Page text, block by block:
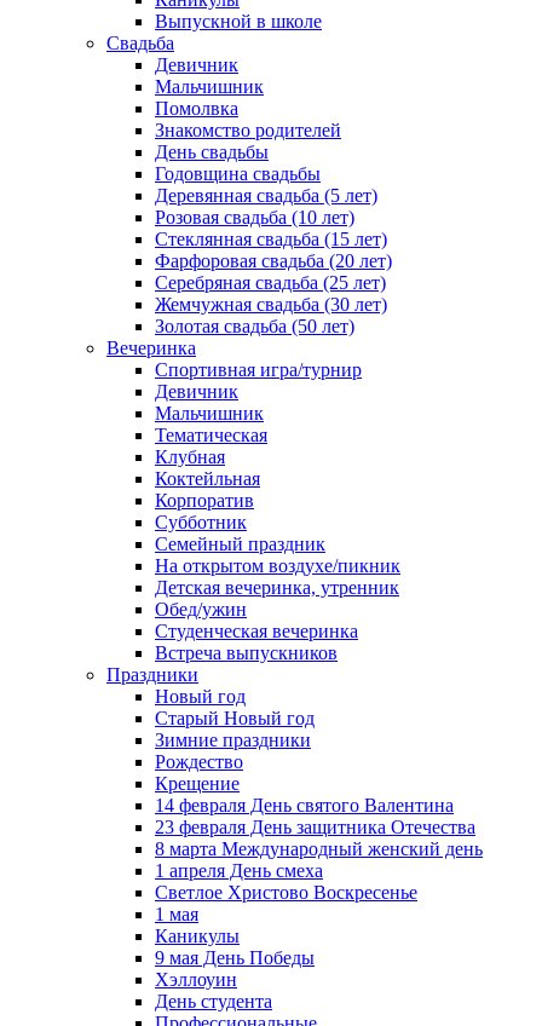
Выпускной в школе
Свадьба
Девичник
Мальчишник
Помолвка
Знакомство родителей
День свадьбы
Годовщина свадьбы
Деревянная свадьба (5 лет)
Розовая свадьба (10 лет)
Стеклянная свадьба (15 лет)
Фарфоровая свадьба (20 лет)
Серебряная свадьба (25 лет)
Жемчужная свадьба (30 лет)
Золотая свадьба (50 лет)
Вечеринка
Спортивная игра/турнир
Девичник
Мальчишник
Тематическая
Клубная
Коктейльная
Корпоратив
Субботник
Семейный праздник
На открытом воздухе/пикник
Детская вечеринка, утренник
Обед/ужин
Студенческая вечеринка
Встреча выпускников
Праздники
Новый год
Старый Новый год
Зимние праздники
Рождество
Крещение
14 февраля День святого Валентина
23 февраля День защитника Отечества
8 марта Международный женский день
1 апреля День смеха
Светлое Христово Воскресенье
1 мая
Каникулы
9 мая День Победы
Хэллоуин
День студента